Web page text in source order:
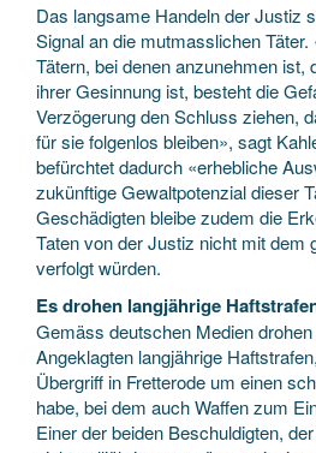
Das langsame Handeln der Justiz
Signal an die mutmasslichen
Tätern, bei denen anzunehmen ist,
ihrer Gesinnung ist, besteht die
Verzögerung den Schluss ziehen,
für sie folgenlos bleiben», sagt
befürchtet dadurch «erhebliche
zukünftige Gewaltpotenzial dieser
Geschädigten bleibe zudem die
Taten von der Justiz nicht mit dem
verfolgt würden.
Es drohen langjährige
Gemäss deutschen Medien
Angeklagten langjährige
Übergriff in Fretterode um einen
habe, bei dem auch Waffen zum
Einer der beiden Beschuldigten,